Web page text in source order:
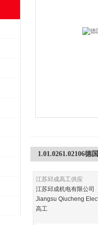
1.01.0261.02106
江苏邱成高工供应
江苏邱成机电有限公司
Jiangsu Qiucheng
高工